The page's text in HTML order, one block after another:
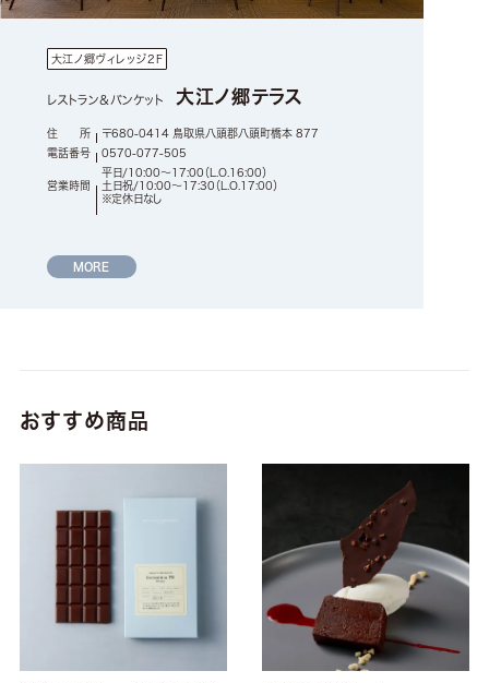
大江ノ郷ヴィレッジ2F
レストラン＆バンケット 大江ノ郷テラス
住 所
〒680-0414 鳥取県八頭郡八頭町橋本 877
電話番号
0570-077-505
営業時間
平日/10:00～17:00（L.O.16:00）
土日祝/10:00～17:30（L.O.17:00）
※定休日なし
MORE
おすすめ商品